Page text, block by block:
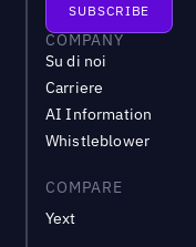
COMPANY
Su di noi
Carriere
AI Information
Whistleblower
COMPARE
Yext